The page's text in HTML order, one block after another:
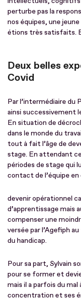
perturbe pas la
nos équipes, une
étions très satisfaits.
Deux belles
Covid
Par l’intermédiaire du
ainsi successivement
En situation de
dans le monde du
tout à fait l’âge de
stage. En attendant
périodes de stage qui
contact de l’équipe en
devenir opérationnel
d’apprentissage mais
compenser une
versée par l’Agefiph
du handicap.
Pour sa part, Sylvain
pour se former et
mais il a parfois du
concentration et ses